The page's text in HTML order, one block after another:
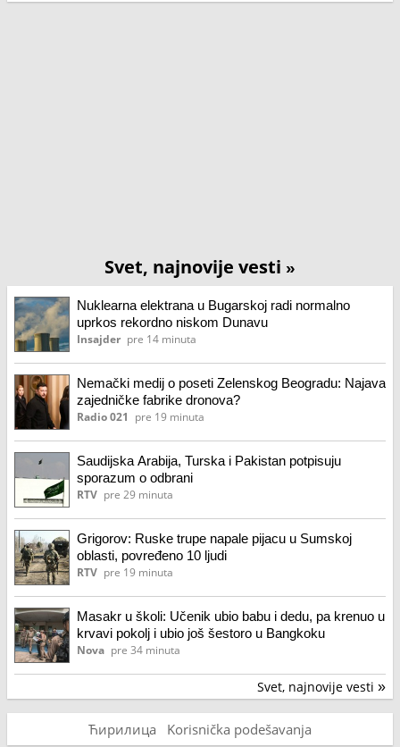
Svet, najnovije vesti »
Nuklearna elektrana u Bugarskoj radi normalno
uprkos rekordno niskom Dunavu
Insajder pre 14 minuta
Nemački medij o poseti Zelenskog Beogradu: Najava
zajedničke fabrike dronova?
Radio 021 pre 19 minuta
Saudijska Arabija, Turska i Pakistan potpisuju
sporazum o odbrani
RTV pre 29 minuta
Grigorov: Ruske trupe napale pijacu u Sumskoj
oblasti, povređeno 10 ljudi
RTV pre 19 minuta
Masakr u školi: Učenik ubio babu i dedu, pa krenuo u
krvavi pokolj i ubio još šestoro u Bangkoku
Nova pre 34 minuta
Svet, najnovije vesti »
Ћирилица Korisnička podešavanja